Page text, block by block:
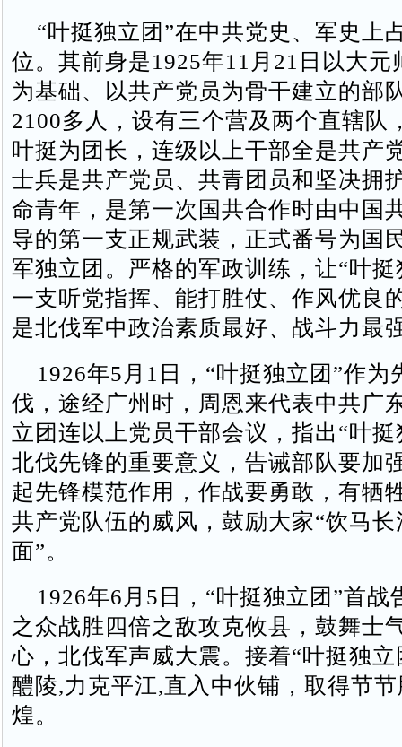
“叶挺独立团”在中共党史、军史上
位。其前身是1925年11月21日以大元
为基础、以共产党员为骨干建立的部
2100多人，设有三个营及两个直辖队
叶挺为团长，连级以上干部全是共产
士兵是共产党员、共青团员和坚决拥
命青年，是第一次国共合作时由中国
导的第一支正规武装，正式番号为国
军独立团。严格的军政训练，让“叶挺
一支听党指挥、能打胜仗、作风优良
是北伐军中政治素质最好、战斗力最
1926年5月1日，“叶挺独立团”作为
伐，途经广州时，周恩来代表中共广
立团连以上党员干部会议，指出“叶
北伐先锋的重要意义，告诫部队要加
起先锋模范作用，作战要勇敢，有牺
共产党队伍的威风，鼓励大家“饮马
面”。
1926年6月5日，“叶挺独立团”首战
之众战胜四倍之敌攻克攸县，鼓舞士
心，北伐军声威大震。接着“叶挺独立
醴陵,力克平江,直入中伙铺，取得节
煌。